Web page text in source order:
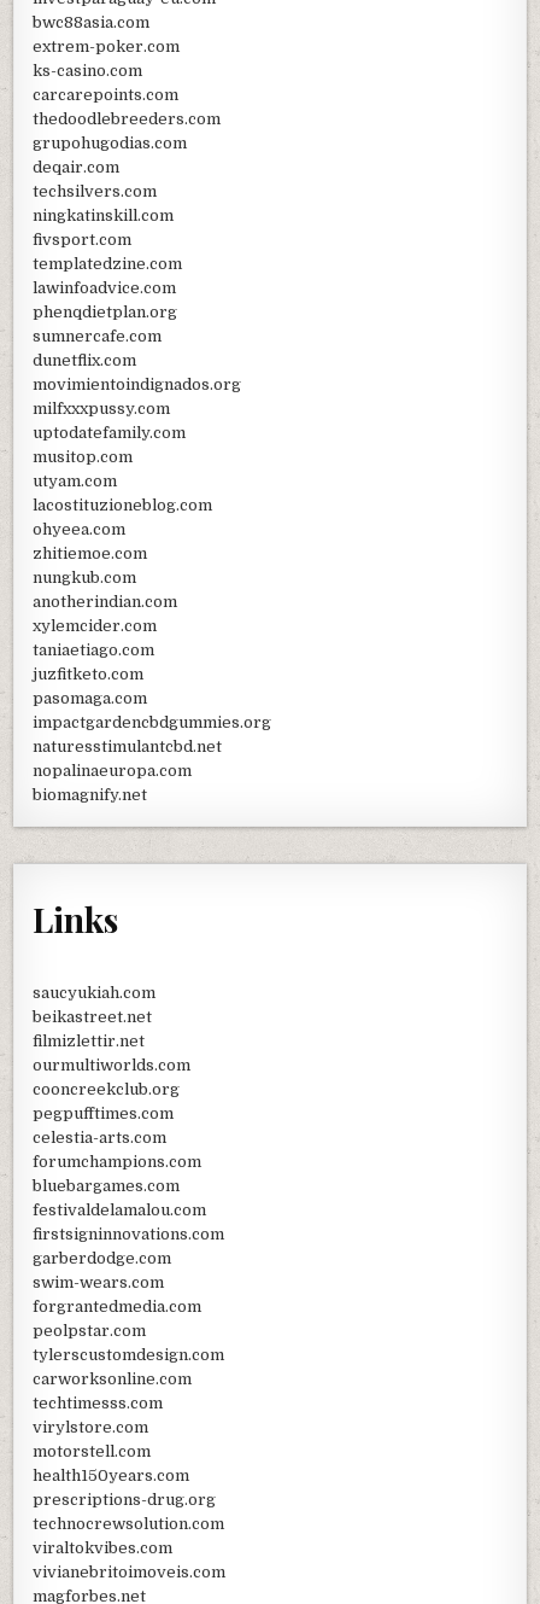
bwc88asia.com
extrem-poker.com
ks-casino.com
carcarepoints.com
thedoodlebreeders.com
grupohugodias.com
deqair.com
techsilvers.com
ningkatinskill.com
fivsport.com
templatedzine.com
lawinfoadvice.com
phenqdietplan.org
sumnercafe.com
dunetflix.com
movimientoindignados.org
milfxxxpussy.com
uptodatefamily.com
musitop.com
utyam.com
lacostituzioneblog.com
ohyeea.com
zhitiemoe.com
nungkub.com
anotherindian.com
xylemcider.com
taniaetiago.com
juzfitketo.com
pasomaga.com
impactgardencbdgummies.org
naturesstimulantcbd.net
nopalinaeuropa.com
biomagnify.net
Links
saucyukiah.com
beikastreet.net
filmizlettir.net
ourmultiworlds.com
cooncreekclub.org
pegpufftimes.com
celestia-arts.com
forumchampions.com
bluebargames.com
festivaldelamalou.com
firstsigninnovations.com
garberdodge.com
swim-wears.com
forgrantedmedia.com
peolpstar.com
tylerscustomdesign.com
carworksonline.com
techtimesss.com
virylstore.com
motorstell.com
health150years.com
prescriptions-drug.org
technocrewsolution.com
viraltokvibes.com
vivianebritoimoveis.com
magforbes.net